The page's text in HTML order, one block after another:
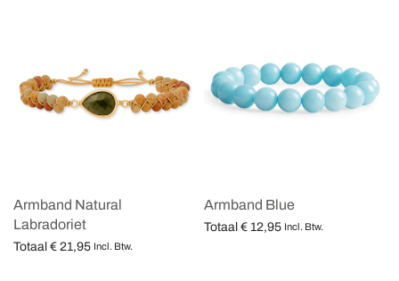
Armband Natural
Labradoriet
Totaal € 21,95 Incl. Btw.
Armband Blue
Totaal € 12,95 Incl. Btw.